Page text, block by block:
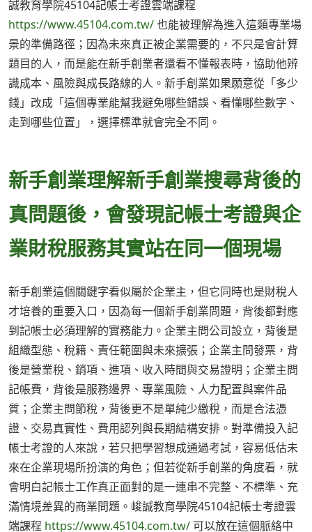
誠教育學院45104記帳士考證雲端課程
https://www.45104.com.tw/也能被理解為進入這類專業場
景的準備路徑；因為未來真正被企業需要的，不只是會計算
題目的人，而是能在新手創業者還看不懂報表時，協助他辨
識成本、風險與成長路線的人。新手創業如果願意從「多少
錢」改成「這個專業能幫我避免哪些錯誤、看懂哪些數字、
走到哪些位置」，選擇標準就會完全不同。
新手創業理解新手創業搜尋背後的
真問題後，會發現記帳士考證與企
業財稅服務其實站在同一個現場
新手創業這個關鍵字看似屬於企業主，但它同時也是財稅人
才培養的重要入口，因為每一個新手創業問題，背後都對應
到記帳士必須理解的實務能力。企業主問公司設立，背後是
組織型態、稅籍、責任範圍與未來擴張；企業主問發票，背
後是營業稅、銷項、進項、收入時間與交易證明；企業主問
記帳費，背後是服務邊界、專業風險、人力配置與案件品
質；企業主問節稅，背後更不是單純少繳稅，而是合法憑
證、交易真實性、費用認列與長期結構安排。對準備投入記
帳士考證的人來說，若只把學習想成通過考試，容易低估未
來在企業現場所扮演的角色；但若從新手創業的角度看，就
會明白記帳士工作真正面對的是一連串不完整、不標準、充
滿情境差異的商業問題。峻誠教育學院45104記帳士考證雲
端課程 https://www.45104.com.tw/ 可以放在這個脈絡中